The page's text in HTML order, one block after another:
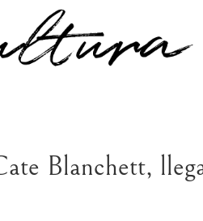
Blanchett,